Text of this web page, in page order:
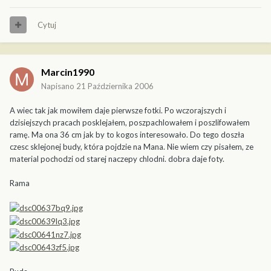
Cytuj
Marcin1990
Napisano 21 Października 2006
A wiec tak jak mowiłem daje pierwsze fotki. Po wczorajszych i
dzisiejszych pracach posklejałem, poszpachlowałem i poszlifowałem
ramę. Ma ona 36 cm jak by to kogos interesowało. Do tego doszła
czesc sklejonej budy, która pojdzie na Mana. Nie wiem czy pisałem, ze
material pochodzi od starej naczepy chlodni. dobra daje foty.
Rama